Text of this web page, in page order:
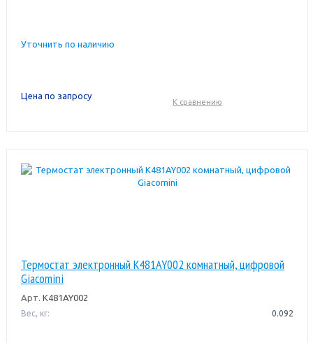
Уточнить по наличию
Цена по запросу
К сравнению
Термостат электронный K481AY002 комнатный, цифровой
Giacomini
Арт. K481AY002
Вес, кг: 0.092